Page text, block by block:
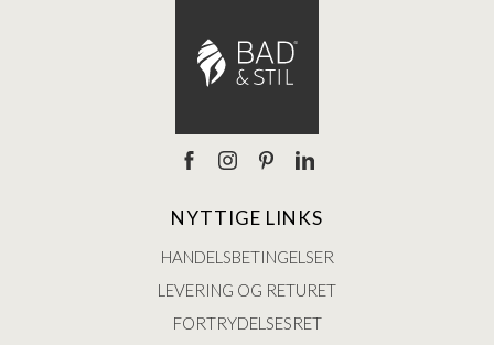
NYTTIGE LINKS
HANDELSBETINGELSER
LEVERING OG RETURET
FORTRYDELSESRET